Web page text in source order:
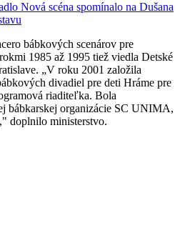
Nová scéna spomínalo na Dušana
bábkových scenárov pre
1985 až 1995 tiež viedla Detské
„V roku 2001 založila
divadiel pre deti Hráme pre
riaditeľka. Bola
bábkarskej organizácie SC UNIMA,
doplnilo ministerstvo.